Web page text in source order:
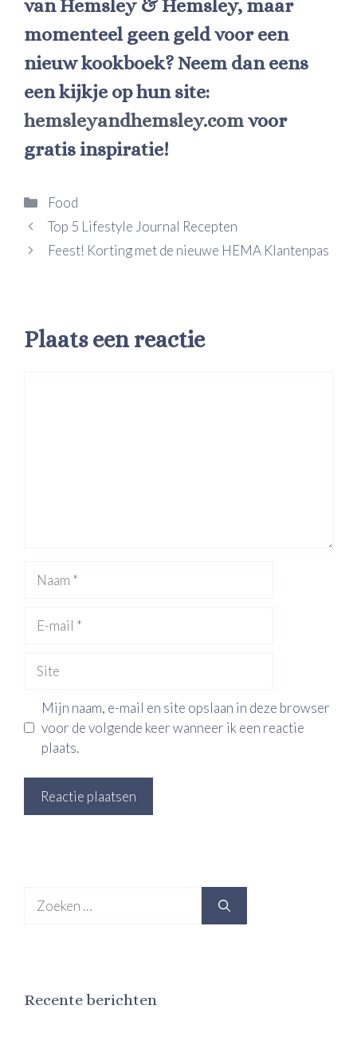
van Hemsley & Hemsley, maar
momenteel geen geld voor een
nieuw kookboek? Neem dan eens
een kijkje op hun site:
hemsleyandhemsley.comvoor
gratis inspiratie!
Categorieën
Food
Top 5 Lifestyle Journal Recepten
Feest! Korting met de nieuwe HEMA Klantenpas
Plaats een reactie
mail
Mijn naam, e-mail en site opslaan in deze browser
voor de volgende keer wanneer ik een reactie
plaats.
naar:
Recente berichten